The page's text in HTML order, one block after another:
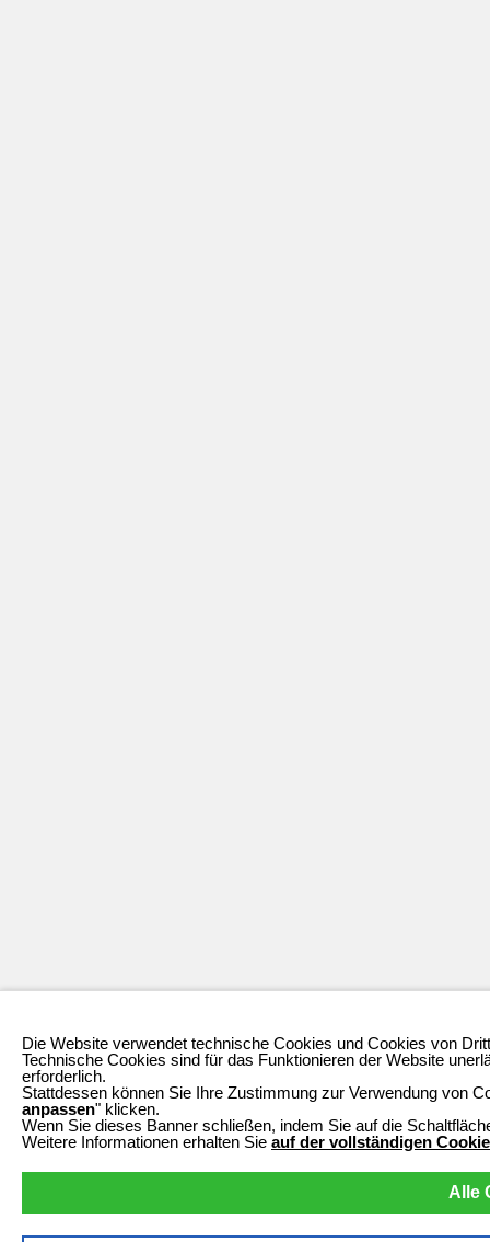
Die Website verwendet technische Cookies und Cookies von
Technische Cookies sind für das Funktionieren der Website
erforderlich.
Stattdessen können Sie Ihre Zustimmung zur Verwendung von
anpassen" klicken.
Wenn Sie dieses Banner schließen, indem Sie auf die
Weitere Informationen erhalten Sie auf der vollständigen
Alle